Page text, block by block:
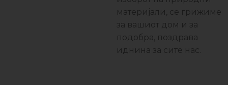
материјали, се грижиме
за вашиот дом и за
подобра, поздравa
иднина за сите нас.